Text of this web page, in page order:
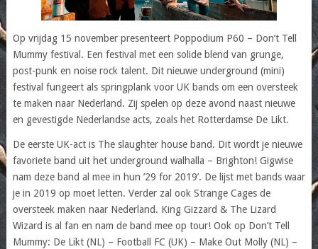
Op vrijdag 15 november presenteert Poppodium P60 – Don’t Tell
Mummy festival. Een festival met een solide blend van grunge,
post-punk en noise rock talent. Dit nieuwe underground (mini)
festival fungeert als springplank voor UK bands om een oversteek
te maken naar Nederland. Zij spelen op deze avond naast nieuwe
en gevestigde Nederlandse acts, zoals het Rotterdamse De Likt.
De eerste UK-act is The slaughter house band. Dit wordt je nieuwe
favoriete band uit het underground walhalla – Brighton! Gigwise
nam deze band al mee in hun ’29 for 2019’. De lijst met bands waar
je in 2019 op moet letten. Verder zal ook Strange Cages de
oversteek maken naar Nederland. King Gizzard & The Lizard
Wizard is al fan en nam de band mee op tour! Ook op Don’t Tell
Mummy: De Likt (NL) – Football FC (UK) – Make Out Molly (NL) –